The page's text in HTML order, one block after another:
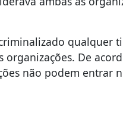
qualquer
organizações. De
não podem entrar